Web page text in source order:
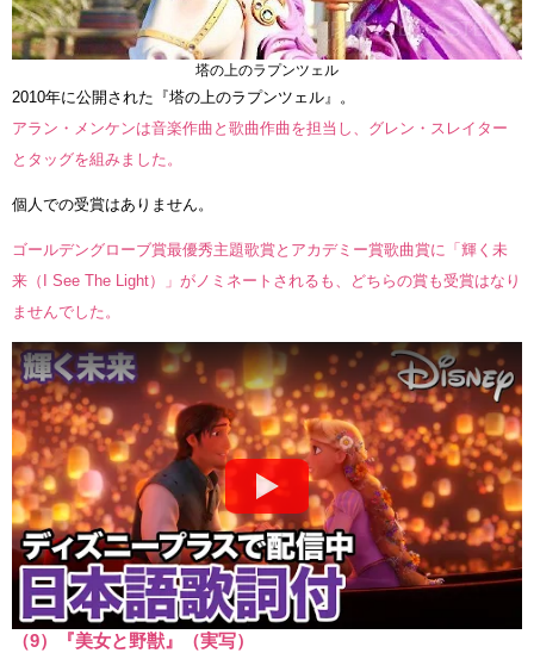
塔の上のラプンツェル
2010年に公開された『塔の上のラプンツェル』。
アラン・メンケンは音楽作曲と歌曲作曲を担当し、グレン・スレイター
とタッグを組みました。
個人での受賞はありません。
ゴールデングローブ賞最優秀主題歌賞とアカデミー賞歌曲賞に「輝く未
来（I See The Light）」がノミネートされるも、どちらの賞も受賞はなり
ませんでした。
（9）『美女と野獣』（実写）